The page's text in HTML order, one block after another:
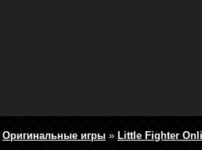
Оригинальные игры » Little Fighter